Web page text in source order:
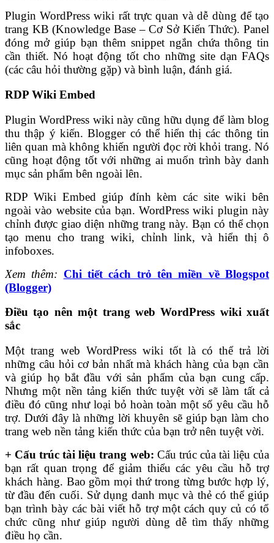
Plugin WordPress wiki rất trực quan và dễ dùng để tạo
trang KB (Knowledge Base – Cơ Sở Kiến Thức). Panel
đóng mở giúp bạn thêm snippet ngắn chứa thông tin
cần thiết. Nó hoạt động tốt cho những site dạn FAQs
(các câu hỏi thường gặp) và bình luận, đánh giá.
RDP Wiki Embed
Plugin WordPress wiki này cũng hữu dụng để làm blog
thu thập ý kiến. Blogger có thể hiển thị các thông tin
liên quan mà không khiến người đọc rời khỏi trang. Nó
cũng hoạt động tốt với những ai muốn trình bày danh
mục sản phẩm bên ngoài lên.
RDP Wiki Embed giúp đính kèm các site wiki bên
ngoài vào website của bạn. WordPress wiki plugin này
chỉnh được giao diện những trang này. Bạn có thể chọn
tạo menu cho trang wiki, chỉnh link, và hiển thị ô
infoboxes.
Xem thêm: Chi tiết cách trỏ tên miền về Blogspot
(Blogger)
Điều tạo nên một trang web WordPress wiki xuất
sắc
Một trang web WordPress wiki tốt là có thể trả lời
những câu hỏi cơ bản nhất mà khách hàng của bạn cần
và giúp họ bắt đầu với sản phẩm của bạn cung cấp.
Nhưng một nền tảng kiến thức tuyệt vời sẽ làm tất cả
điều đó cũng như loại bỏ hoàn toàn một số yêu cầu hỗ
trợ. Dưới đây là những lời khuyên sẽ giúp bạn làm cho
trang web nền tảng kiến thức của bạn trở nên tuyệt vời.
+ Cấu trúc tài liệu trang web: Cấu trúc của tài liệu của
bạn rất quan trọng để giảm thiểu các yêu cầu hỗ trợ
khách hàng. Bao gồm mọi thứ trong từng bước hợp lý,
từ đầu đến cuối. Sử dụng danh mục và thẻ có thể giúp
bạn trình bày các bài viết hỗ trợ một cách quy củ có tổ
chức cũng như giúp người dùng dễ tìm thấy những
điều họ cần.